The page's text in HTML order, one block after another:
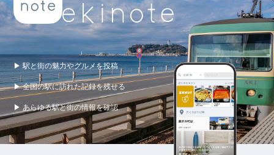
▶ 駅と街の魅力やグルメを投稿
▶ 全国の駅に訪れた記録を残せる
▶ あらゆる駅と街の情報を確認